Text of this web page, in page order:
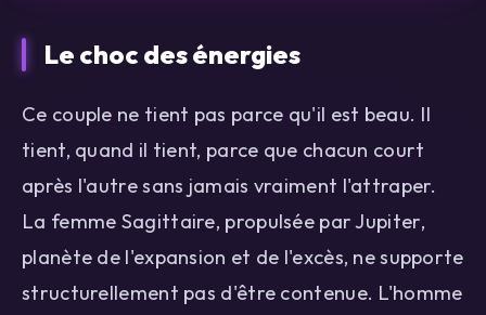
Le choc des énergies
Ce couple ne tient pas parce qu'il est beau. Il
tient, quand il tient, parce que chacun court
après l'autre sans jamais vraiment l'attraper.
La femme Sagittaire, propulsée par Jupiter,
planète de l'expansion et de l'excès, ne supporte
structurellement pas d'être contenue. L'homme